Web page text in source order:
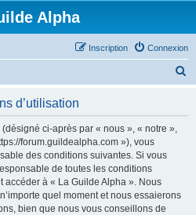
Alpha
Connexion
Inscription
d’utilisation
ci-après par « nous », « notre »,
forum.guildealpha.com »), vous
des conditions suivantes. Si vous
de toutes les conditions
à « La Guilde Alpha ». Nous
quel moment et nous essaierons
bien que nous vous conseillons de